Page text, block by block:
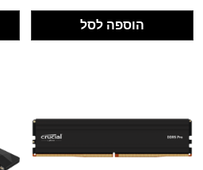
הוספה לסל